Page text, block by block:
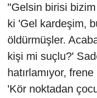
"Gelsin birisi
ki 'Gel kardeşim,
öldürmüşler.
kişi mi suçlu?'
hatırlamıyor, frene
'Kör noktadan